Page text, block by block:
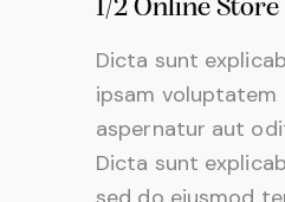
1/2 Online Store
Dicta sunt
ipsam
aspernatur aut
Dicta sunt